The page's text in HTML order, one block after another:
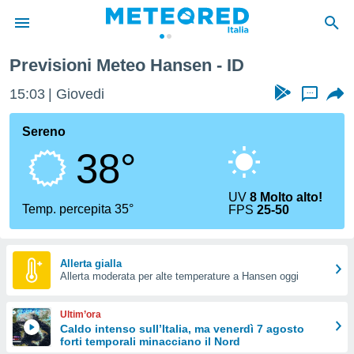
di
per
le
di
Web
le
Previsioni Meteo Hansen - ID
15:03 Giovedi ...
Sereno
38°
Temp. percepita 35°
UV8 Molto alto!
FPS25-50
Allerta gialla
Allerta moderata per alte temperature a Hansen oggi
Ultim’ora
Caldo intenso sull’Italia, ma venerdì 7 agosto
forti temporali minacciano il Nord